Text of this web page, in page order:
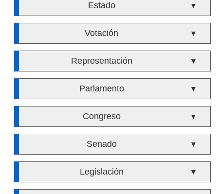
Estado ▼
Votación ▼
Representación ▼
Parlamento ▼
Congreso ▼
Senado ▼
Legislación ▼